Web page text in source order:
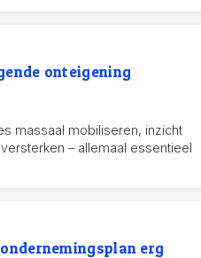
onteigening
massaal mobiliseren, inzicht
– allemaal essentieel
erg